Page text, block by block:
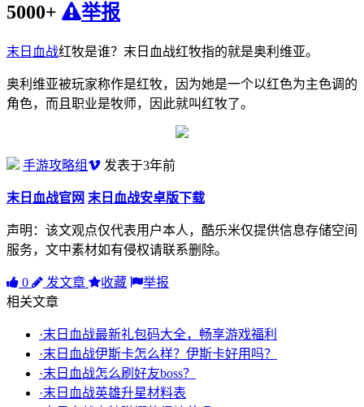
5000+
举报
末日血战红牧是谁？末日血战红牧指的就是奥利维亚。
奥利维亚被玩家称作是红牧，因为她是一个以红色为主色调的
角色，而且职业是牧师，因此就叫红牧了。
手游攻略组 发表于3年前
末日血战官网 末日血战安卓版下载
声明：该文观点仅代表用户本人，酷乐米仅提供信息存储空间
服务，文中素材如有侵权请联系删除。
0 发文章 收藏
举报
相关文章
·末日血战最新礼包码大全，畅享游戏福利
·末日血战伊斯卡怎么样？伊斯卡好用吗？
·末日血战怎么刷好友boss？
·末日血战英雄升星材料表